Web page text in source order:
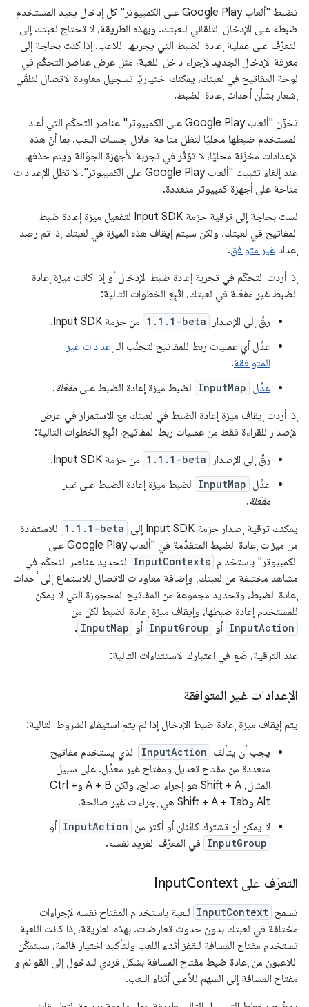
تضبط "ألعاب Google Play على الكمبيوتر" كل إدخال يعيد المستخدم
ضبطه على الإدخال التلقائي للعبتك. وبهذه الطريقة، لا تحتاج لعبتك إلى
التعرّف على عملية إعادة الضبط التي يجريها اللاعب. إذا كنت بحاجة إلى
معرفة الإدخال الجديد لإجراء داخل اللعبة، مثل عرض عناصر التحكّم في
لوحة المفاتيح في لعبتك، يمكنك اختياريًا تسجيل معاودة الاتصال لتلقّي
إشعار بشأن أحداث إعادة الضبط.
تخزّن "ألعاب Google Play على الكمبيوتر" عناصر التحكّم التي أعاد
المستخدم ضبطها محليًا لتظل متاحة خلال جلسات اللعب. بما أنّ هذه
الإعدادات مخزّنة محليًا، لا تؤثّر في تجربة الأجهزة الجوّالة ويتم حذفها
عند إلغاء تثبيت "ألعاب Google Play على الكمبيوتر". لا تظل الإعدادات
متاحة على أجهزة كمبيوتر متعددة.
لست بحاجة إلى ترقية حزمة Input SDK لتفعيل ميزة إعادة ضبط
المفاتيح في لعبتك، ولكن سيتم إيقاف هذه الميزة في لعبتك إذا تم رصد
إعداد غير متوافق.
إذا أردت التحكّم في تجربة إعادة ضبط الإدخال أو إذا كانت ميزة إعادة
الضبط غير مفعّلة في لعبتك، اتّبِع الخطوات التالية:
رقِّ إلى الإصدار
1.1.1-beta من حزمة Input SDK.
عدِّل أي عمليات ربط للمفاتيح لتجنُّب الـ إعدادات غير
المتوافقة.
عدِّل InputMap لضبط ميزة إعادة الضبط على مفعّلة.
إذا أردت إيقاف ميزة إعادة الضبط في لعبتك مع الاستمرار في عرض
الإصدار للقراءة فقط من عمليات ربط المفاتيح، اتّبِع الخطوات التالية:
رقِّ إلى الإصدار
1.1.1-beta من حزمة Input SDK.
عدِّل InputMap لضبط ميزة إعادة الضبط على غير
مفعّلة.
يمكنك ترقية إصدار حزمة Input SDK إلى
1.1.1-beta للاستفادة
من ميزات إعادة الضبط المتقدّمة في "ألعاب Google Play على
الكمبيوتر" باستخدام InputContexts لتحديد عناصر التحكّم في
مشاهد مختلفة من لعبتك، وإضافة معاودات الاتصال للاستماع إلى أحداث
إعادة الضبط، وتحديد مجموعة من المفاتيح المحجوزة التي لا يمكن
للمستخدم إعادة ضبطها، وإيقاف ميزة إعادة الضبط لكل من
InputAction أو InputGroup أو InputMap
.
عند الترقية، ضَع في اعتبارك الاستثناءات التالية:
الإعدادات غير المتوافقة
يتم إيقاف ميزة إعادة ضبط الإدخال إذا لم يتم استيفاء الشروط التالية:
يجب أن يتألف InputAction الذي يستخدم مفاتيح
متعددة من مفتاح تعديل ومفتاح غير معدِّل. على سبيل
المثال، Shift + A هو إجراء صالح، ولكن A + B وCtrl +
Alt وShift + A + Tab هي إجراءات غير صالحة.
لا يمكن أن تشترك كائنان أو أكثر من InputAction أو
InputGroup في المعرّف الفريد نفسه.
التعرّف على InputContext
تسمح InputContext للعبة باستخدام المفتاح نفسه لإجراءات
مختلفة في لعبتك بدون حدوث تعارضات. بهذه الطريقة، إذا كانت اللعبة
تستخدم مفتاح المسافة للقفز أثناء اللعب ولتأكيد اختيار قائمة، سيتمكّن
اللاعبون من إعادة ضبط مفتاح المسافة بشكل فردي للدخول إلى القوائم و
مفتاح المسافة إلى السهم للأعلى أثناء اللعب.